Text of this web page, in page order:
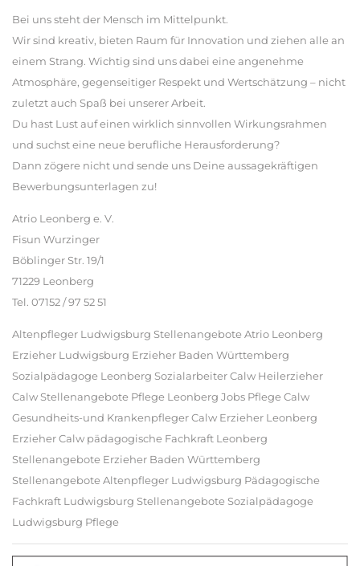
Bei uns steht der Mensch im Mittelpunkt.
Wir sind kreativ, bieten Raum für Innovation und ziehen alle an
einem Strang. Wichtig sind uns dabei eine angenehme
Atmosphäre, gegenseitiger Respekt und Wertschätzung – nicht
zuletzt auch Spaß bei unserer Arbeit.
Du hast Lust auf einen wirklich sinnvollen Wirkungsrahmen
und suchst eine neue berufliche Herausforderung?
Dann zögere nicht und sende uns Deine aussagekräftigen
Bewerbungsunterlagen zu!
Atrio Leonberg e. V.
Fisun Wurzinger
Böblinger Str. 19/1
71229 Leonberg
Tel. 07152 / 97 52 51
Altenpfleger Ludwigsburg Stellenangebote Atrio Leonberg
Erzieher Ludwigsburg Erzieher Baden Württemberg
Sozialpädagoge Leonberg Sozialarbeiter Calw Heilerzieher
Calw Stellenangebote Pflege Leonberg Jobs Pflege Calw
Gesundheits-und Krankenpfleger Calw Erzieher Leonberg
Erzieher Calw pädagogische Fachkraft Leonberg
Stellenangebote Erzieher Baden Württemberg
Stellenangebote Altenpfleger Ludwigsburg Pädagogische
Fachkraft Ludwigsburg Stellenangebote Sozialpädagoge
Ludwigsburg Pflege